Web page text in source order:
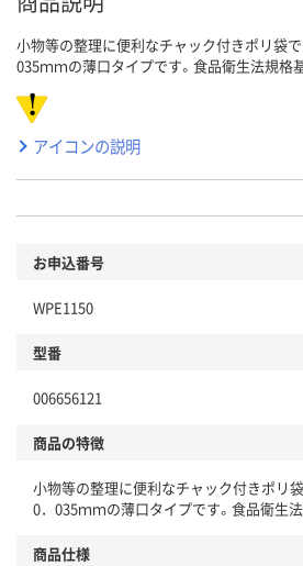
小物等の整理に便利なチャック付きポリ袋で
035ｍｍの薄口タイプです。食品衛生法規格
アイコンの説明
お申込番号
WPE1150
型番
006656121
商品の特徴
小物等の整理に便利なチャック付きポリ
0．035ｍｍの薄口タイプです。食品衛生
商品仕様